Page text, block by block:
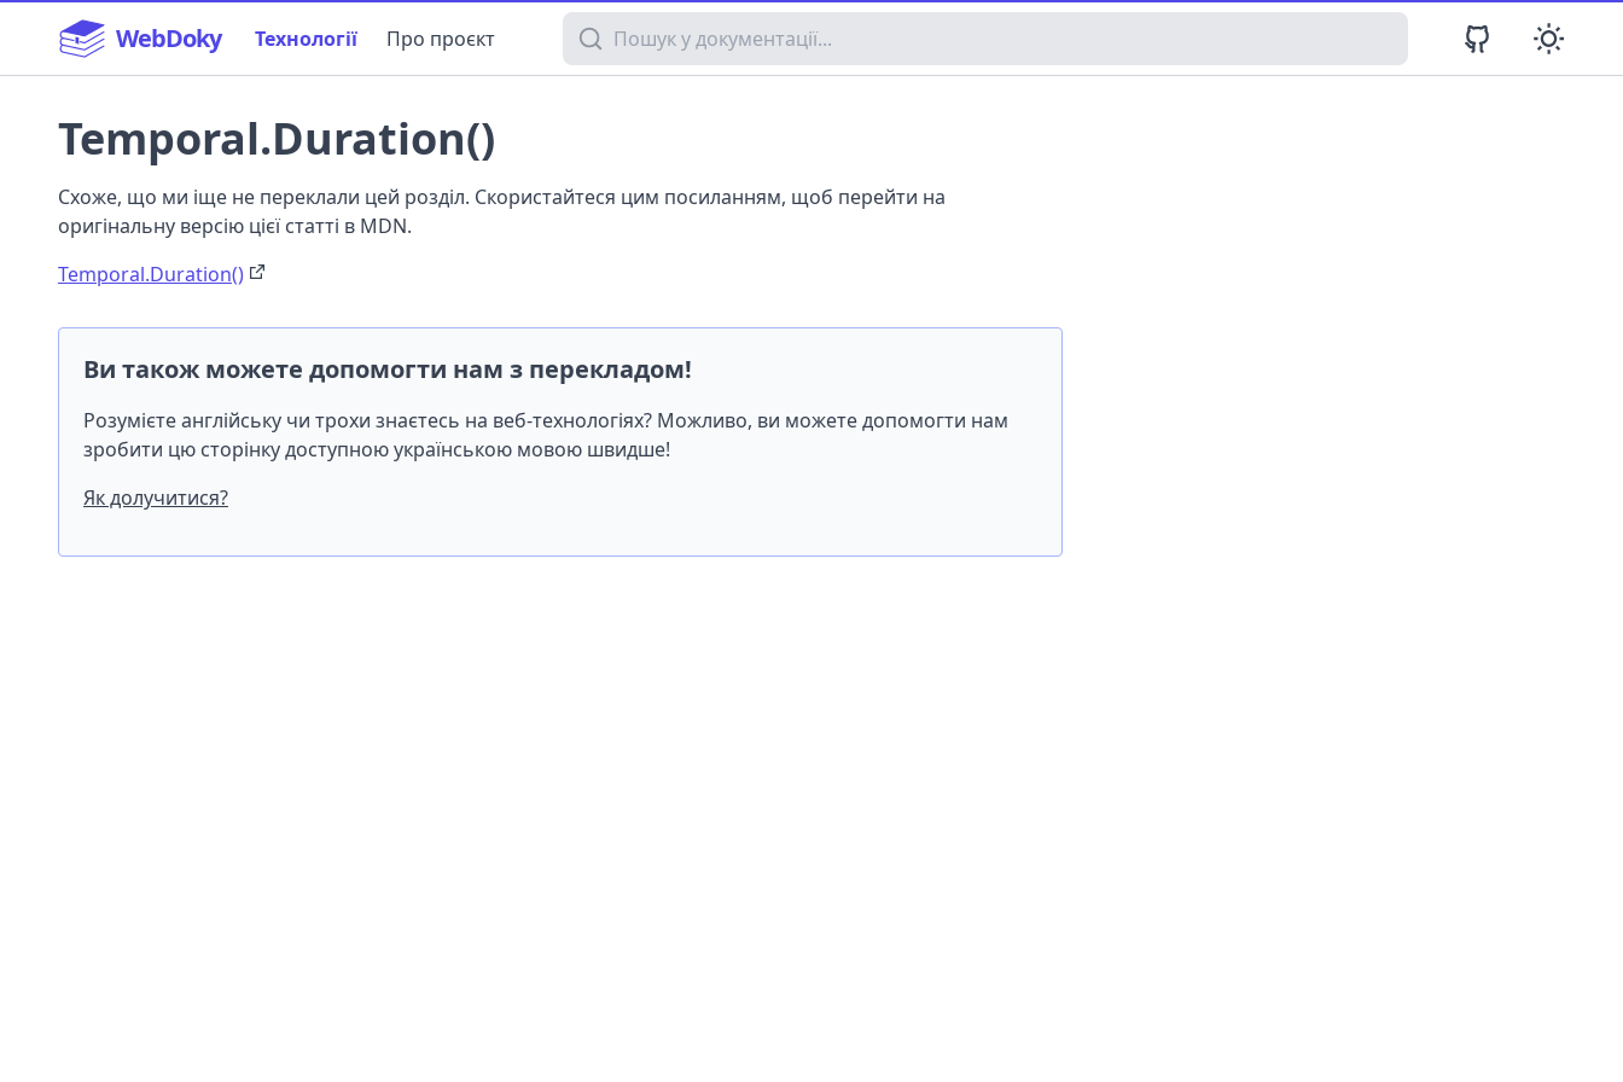
WebDoky Технології Про проєкт Пошук у документації
Temporal.Duration()
Схоже, що ми іще не переклали цей розділ. Скористайтеся цим посиланням, щоб перейти на
оригінальну версію цієї статті в MDN.
Temporal.Duration()
Ви також можете допомогти нам з перекладом!
Розумієте англійську чи трохи знаєтесь на веб-технологіях? Можливо, ви можете допомогти нам
зробити цю сторінку доступною українською мовою швидше!
Як долучитися?